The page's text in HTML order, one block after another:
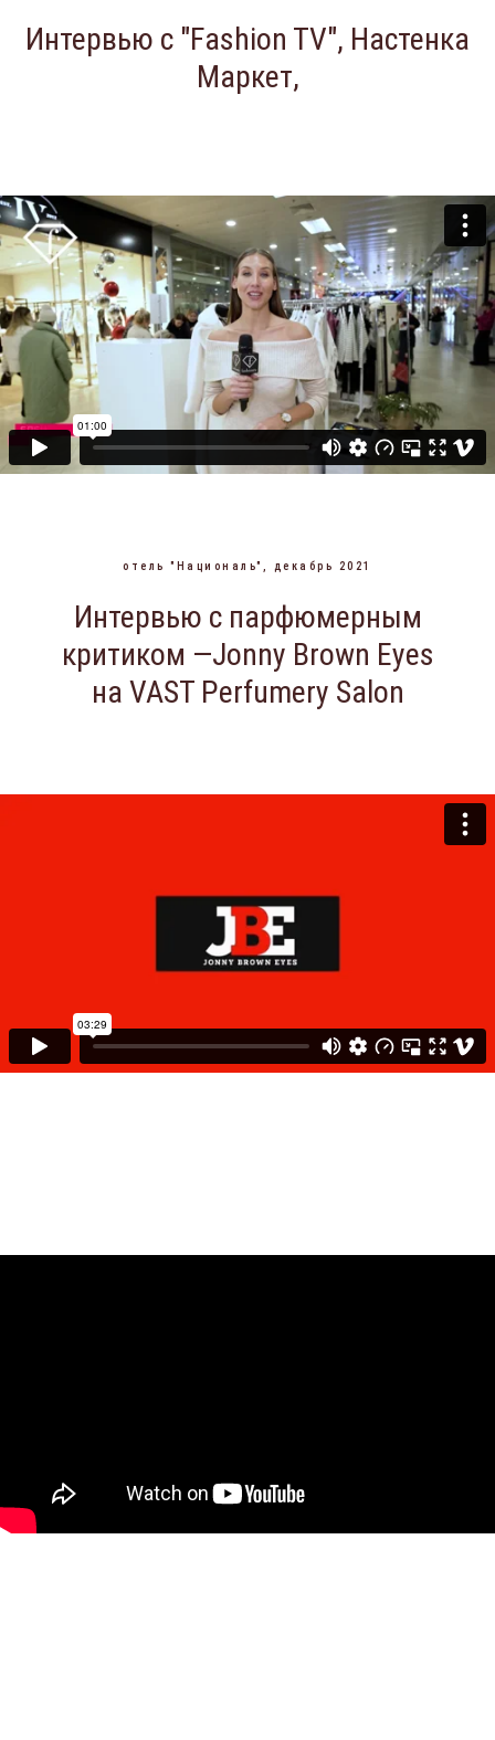
Интервью с "Fashion TV", Настенка
Маркет,
отель "Националь", декабрь 2021
Интервью с парфюмерным
критиком —Jonny Brown Eyes
на VAST Perfumery Salon